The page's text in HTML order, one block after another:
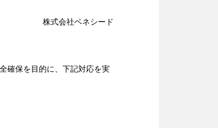
株式会社ベネシード
確保を目的に、下記対応を実